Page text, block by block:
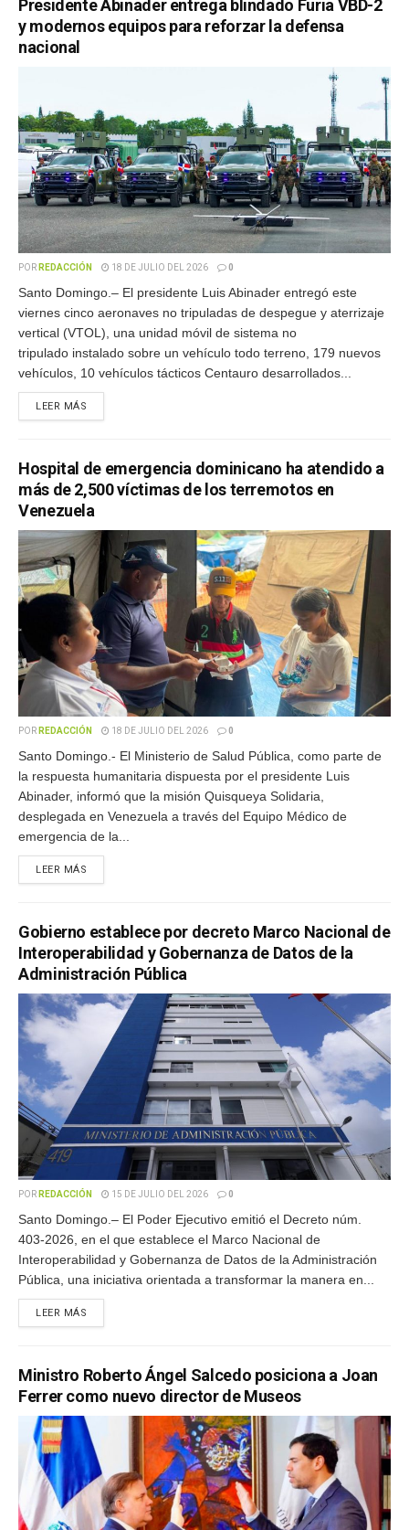
Presidente Abinader entrega blindado Furia VBD-2
y modernos equipos para reforzar la defensa
nacional
POR REDACCIÓN 18 DE JULIO DEL 2026 0
Santo Domingo.– El presidente Luis Abinader entregó este
viernes cinco aeronaves no tripuladas de despegue y aterrizaje
vertical (VTOL), una unidad móvil de sistema no
tripulado instalado sobre un vehículo todo terreno, 179 nuevos
vehículos, 10 vehículos tácticos Centauro desarrollados...
LEER MÁS
Hospital de emergencia dominicano ha atendido a
más de 2,500 víctimas de los terremotos en
Venezuela
POR REDACCIÓN 18 DE JULIO DEL 2026 0
Santo Domingo.- El Ministerio de Salud Pública, como parte de
la respuesta humanitaria dispuesta por el presidente Luis
Abinader, informó que la misión Quisqueya Solidaria,
desplegada en Venezuela a través del Equipo Médico de
emergencia de la...
LEER MÁS
Gobierno establece por decreto Marco Nacional de
Interoperabilidad y Gobernanza de Datos de la
Administración Pública
POR REDACCIÓN 15 DE JULIO DEL 2026 0
Santo Domingo.– El Poder Ejecutivo emitió el Decreto núm.
403-2026, en el que establece el Marco Nacional de
Interoperabilidad y Gobernanza de Datos de la Administración
Pública, una iniciativa orientada a transformar la manera en...
LEER MÁS
Ministro Roberto Ángel Salcedo posiciona a Joan
Ferrer como nuevo director de Museos